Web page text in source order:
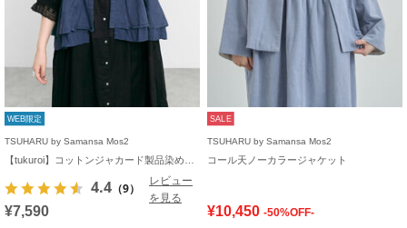
WEB限定
TSUHARU by Samansa Mos2
4.4 （9）
レビュー
を見る
¥7,590
SALE
TSUHARU by Samansa Mos2
コール天ノーカラージャケット
¥10,450 -50%OFF-